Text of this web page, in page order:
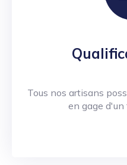
Tous nos artisans
en gage